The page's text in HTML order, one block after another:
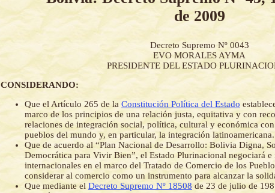
de 2009
Decreto Supremo Nº 0043
EVO MORALES AYMA
PRESIDENTE DEL ESTADO
CONSIDERANDO:
Que el Artículo 265 de la Constitución Política del Estado
marco de los principios de una relación justa, equitativa y con
relaciones de integración social, política, cultural y económica
pueblos del mundo y, en particular, la integración latinoamericana.
Que de acuerdo al “Plan Nacional de Desarrollo: Bolivia Digna,
Democrática para Vivir Bien”, el Estado Plurinacional negociará
internacionales en el marco del Tratado de Comercio de los
considerar al comercio como un instrumento para alcanzar la
Que mediante el Decreto Supremo Nº 18508 de 23 de julio de